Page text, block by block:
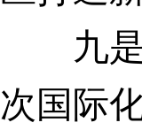
九是
次国际